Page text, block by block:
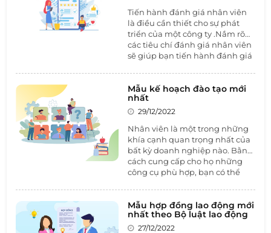
Tiến hành đánh giá nhân viên
là điều cần thiết cho sự phát
triển của một công ty .Nắm rõ
các tiêu chí đánh giá nhân viên
sẽ giúp bạn tiến hành đánh giá
hơn. Cùng 1BOSS tham khảo
mẫu đánh giá nhân viên trong
bài viết dưới đây.
Mẫu kế hoạch đào tạo mới
nhất
29/12/2022
Nhân viên là một trong những
khía cạnh quan trọng nhất của
bất kỳ doanh nghiệp nào. Bằng
cách cung cấp cho họ những
công cụ phù hợp, bạn có thể
thành công. Một kế hoạch đào
tạo tốt là một phần thiết yếu để
đảm bảo rằng mọi nhân viên
đều hiểu công việc của họ và
Mẫu hợp đồng lao động mới
nhất theo Bộ luật lao động
27/12/2022